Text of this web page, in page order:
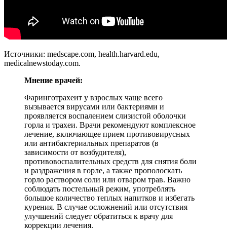
Источники: medscape.com, health.harvard.edu,
medicalnewstoday.com.
Мнение врачей:
Фаринготрахеит у взрослых чаще всего
вызывается вирусами или бактериями и
проявляется воспалением слизистой оболочки
горла и трахеи. Врачи рекомендуют комплексное
лечение, включающее прием противовирусных
или антибактериальных препаратов (в
зависимости от возбудителя),
противовоспалительных средств для снятия боли
и раздражения в горле, а также прополоскать
горло раствором соли или отваром трав. Важно
соблюдать постельный режим, употреблять
большое количество теплых напитков и избегать
курения. В случае осложнений или отсутствия
улучшений следует обратиться к врачу для
коррекции лечения.